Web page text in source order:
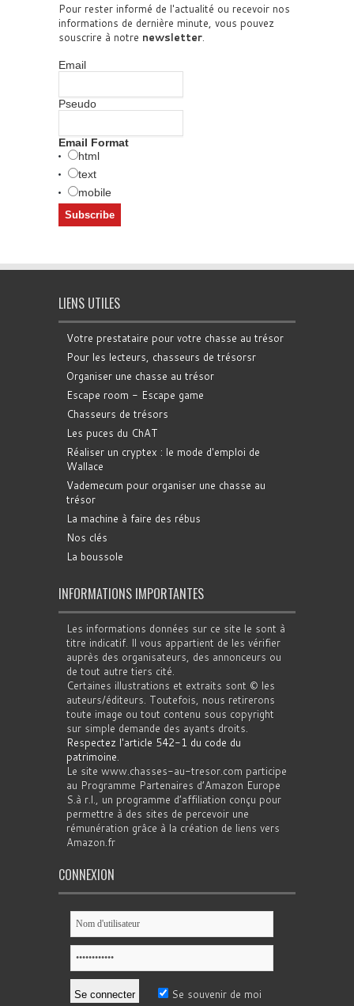
Pour rester informé de l'actualité ou recevoir nos
informations de dernière minute, vous pouvez
souscrire à notre newsletter.
Email
Pseudo
Email Format
html
text
mobile
LIENS UTILES
Votre prestataire pour votre chasse au trésor
Pour les lecteurs, chasseurs de trésorsr
Organiser une chasse au trésor
Escape room - Escape game
Chasseurs de trésors
Les puces du ChAT
Réaliser un cryptex : le mode d'emploi de
Wallace
Vademecum pour organiser une chasse au
trésor
La machine à faire des rébus
Nos clés
La boussole
INFORMATIONS IMPORTANTES
Les informations données sur ce site le sont à
titre indicatif. Il vous appartient de les vérifier
auprès des organisateurs, des annonceurs ou
de tout autre tiers cité.
Certaines illustrations et extraits sont © les
auteurs/éditeurs. Toutefois, nous retirerons
toute image ou tout contenu sous copyright
sur simple demande des ayants droits.
Respectez l'article 542-1 du code du
patrimoine.
Le site www.chasses-au-tresor.com participe
au Programme Partenaires d’Amazon Europe
S.à r.l., un programme d’affiliation conçu pour
permettre à des sites de percevoir une
rémunération grâce à la création de liens vers
Amazon.fr
CONNEXION
Se souvenir de moi